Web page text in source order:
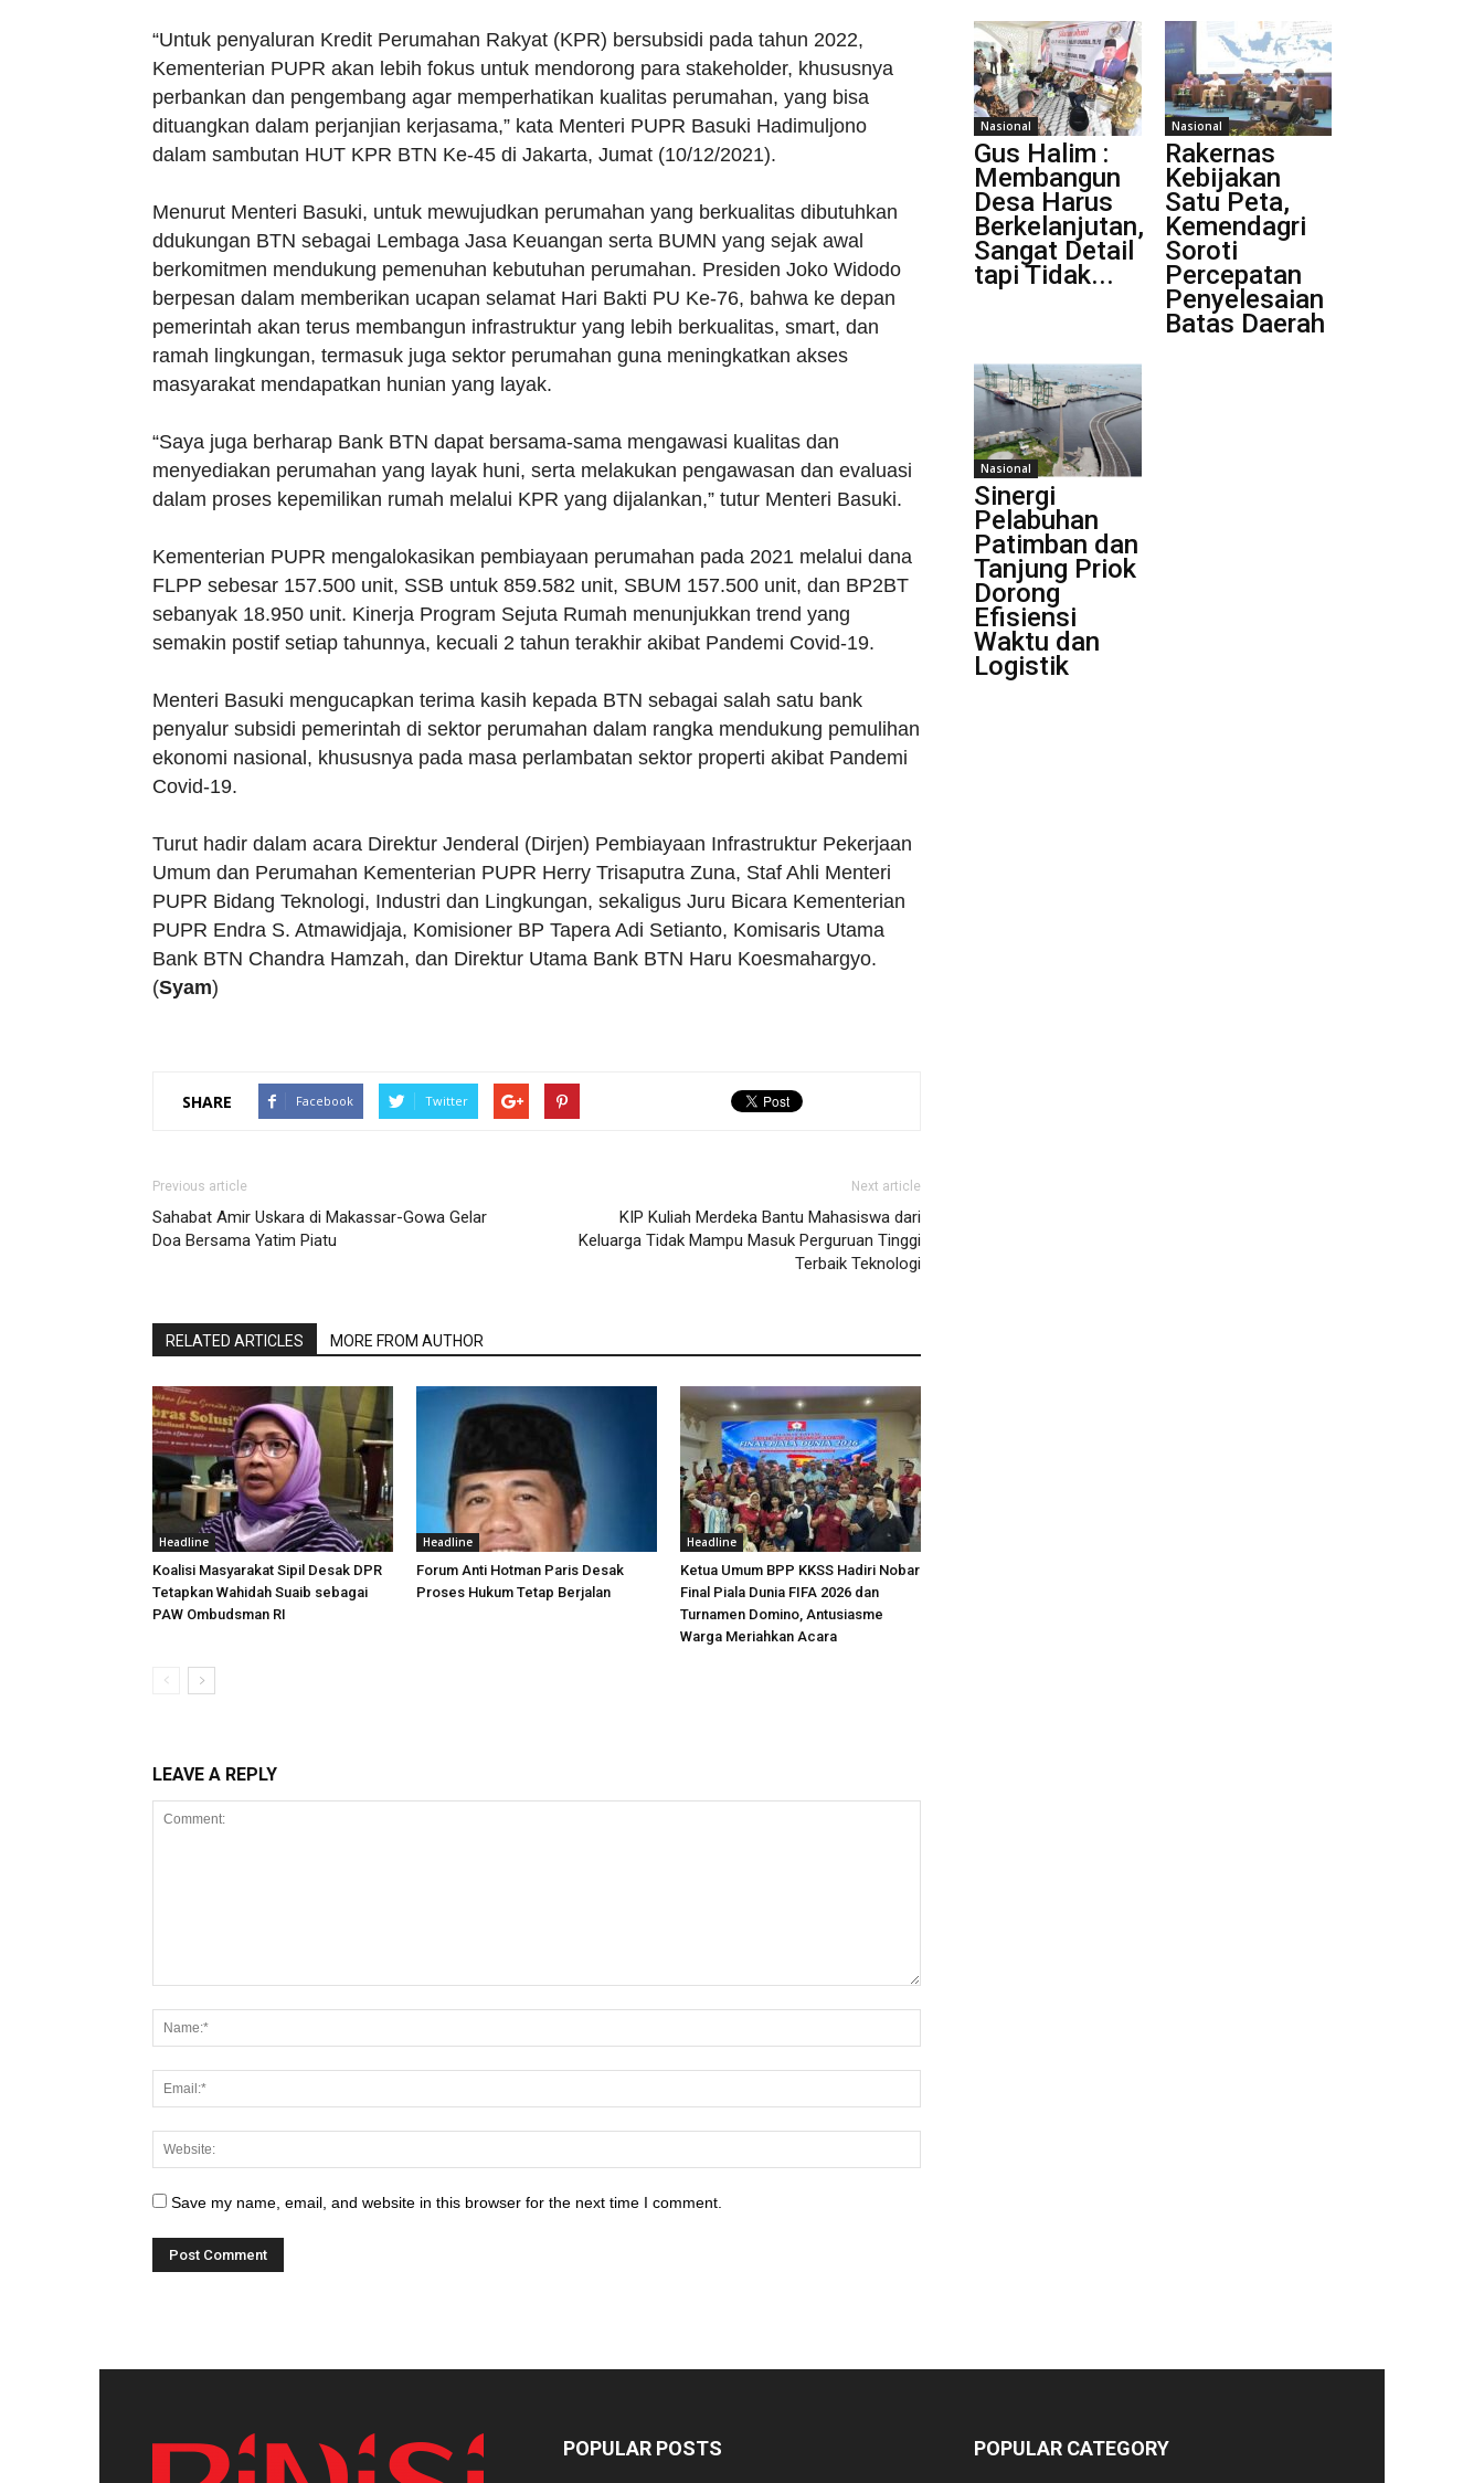
“Untuk penyaluran Kredit Perumahan Rakyat (KPR) bersubsidi pada tahun 2022,
Kementerian PUPR akan lebih fokus untuk mendorong para stakeholder, khususnya
perbankan dan pengembang agar memperhatikan kualitas perumahan, yang bisa
dituangkan dalam perjanjian kerjasama,” kata Menteri PUPR Basuki Hadimuljono
dalam sambutan HUT KPR BTN Ke-45 di Jakarta, Jumat (10/12/2021).
Menurut Menteri Basuki, untuk mewujudkan perumahan yang berkualitas dibutuhkan
ddukungan BTN sebagai Lembaga Jasa Keuangan serta BUMN yang sejak awal
berkomitmen mendukung pemenuhan kebutuhan perumahan. Presiden Joko Widodo
berpesan dalam memberikan ucapan selamat Hari Bakti PU Ke-76, bahwa ke depan
pemerintah akan terus membangun infrastruktur yang lebih berkualitas, smart, dan
ramah lingkungan, termasuk juga sektor perumahan guna meningkatkan akses
masyarakat mendapatkan hunian yang layak.
“Saya juga berharap Bank BTN dapat bersama-sama mengawasi kualitas dan
menyediakan perumahan yang layak huni, serta melakukan pengawasan dan evaluasi
dalam proses kepemilikan rumah melalui KPR yang dijalankan,” tutur Menteri Basuki.
Kementerian PUPR mengalokasikan pembiayaan perumahan pada 2021 melalui dana
FLPP sebesar 157.500 unit, SSB untuk 859.582 unit, SBUM 157.500 unit, dan BP2BT
sebanyak 18.950 unit. Kinerja Program Sejuta Rumah menunjukkan trend yang
semakin postif setiap tahunnya, kecuali 2 tahun terakhir akibat Pandemi Covid-19.
Menteri Basuki mengucapkan terima kasih kepada BTN sebagai salah satu bank
penyalur subsidi pemerintah di sektor perumahan dalam rangka mendukung pemulihan
ekonomi nasional, khususnya pada masa perlambatan sektor properti akibat Pandemi
Covid-19.
Turut hadir dalam acara Direktur Jenderal (Dirjen) Pembiayaan Infrastruktur Pekerjaan
Umum dan Perumahan Kementerian PUPR Herry Trisaputra Zuna, Staf Ahli Menteri
PUPR Bidang Teknologi, Industri dan Lingkungan, sekaligus Juru Bicara Kementerian
PUPR Endra S. Atmawidjaja, Komisioner BP Tapera Adi Setianto, Komisaris Utama
Bank BTN Chandra Hamzah, dan Direktur Utama Bank BTN Haru Koesmahargyo.
(Syam)
SHARE Facebook Twitter
Previous article
Sahabat Amir Uskara di Makassar-Gowa Gelar
Doa Bersama Yatim Piatu
Next article
KIP Kuliah Merdeka Bantu Mahasiswa dari
Keluarga Tidak Mampu Masuk Perguruan Tinggi
Terbaik Teknologi
RELATED ARTICLES MORE FROM AUTHOR
Headline
Koalisi Masyarakat Sipil Desak DPR
Tetapkan Wahidah Suaib sebagai
PAW Ombudsman RI
Headline
Forum Anti Hotman Paris Desak
Proses Hukum Tetap Berjalan
Headline
Ketua Umum BPP KKSS Hadiri Nobar
Final Piala Dunia FIFA 2026 dan
Turnamen Domino, Antusiasme
Warga Meriahkan Acara
LEAVE A REPLY
Save my name, email, and website in this browser for the next time I comment.
Nasional
Gus Halim :
Membangun
Desa Harus
Berkelanjutan,
Sangat Detail
tapi Tidak...
Nasional
Rakernas
Kebijakan
Satu Peta,
Kemendagri
Soroti
Percepatan
Penyelesaian
Batas Daerah
Nasional
Sinergi
Pelabuhan
Patimban dan
Tanjung Priok
Dorong
Efisiensi
Waktu dan
Logistik
POPULAR POSTS POPULAR CATEGORY